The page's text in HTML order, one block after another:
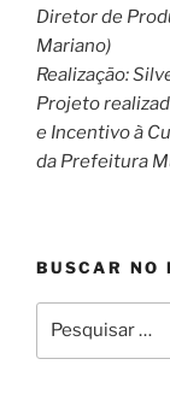
Diretor de
Mariano)
Realização:
Projeto
e Incentivo à
da Prefeitura
BUSCAR NO
por: